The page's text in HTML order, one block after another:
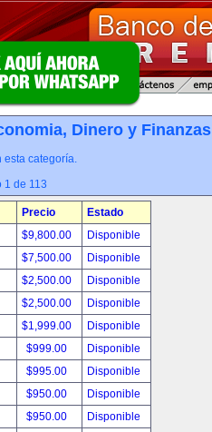
Dinero y Finanzas
esta categoría.
1 de 113
Precio
Estado
$9,800.00
Disponible
$7,500.00
Disponible
$2,500.00
Disponible
$2,500.00
Disponible
$1,999.00
Disponible
$999.00
Disponible
$995.00
Disponible
$950.00
Disponible
$950.00
Disponible